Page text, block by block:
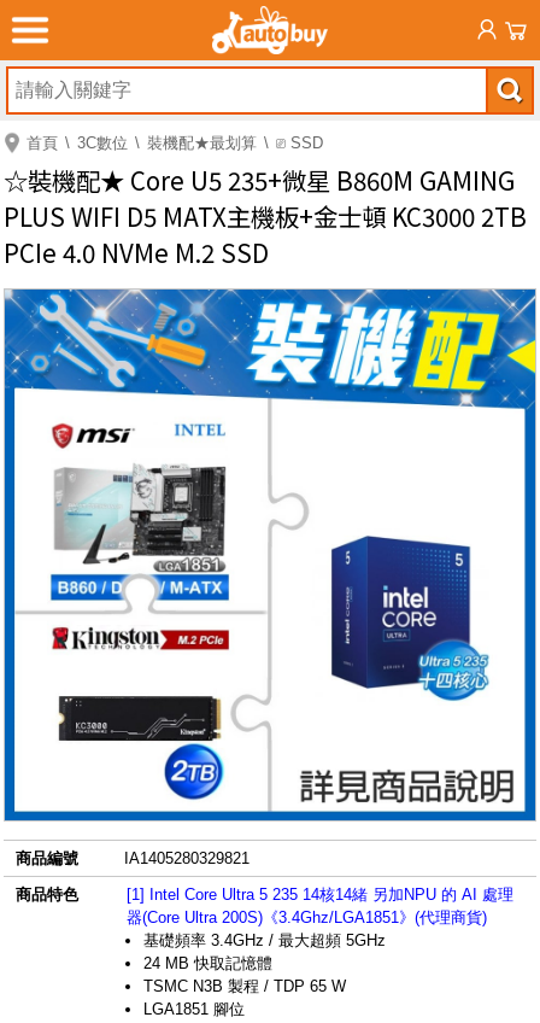
首頁 3C數位 裝機配★最划算 ⎚ SSD
☆裝機配★ Core U5 235+微星 B860M GAMING
PLUS WIFI D5 MATX主機板+金士頓 KC3000 2TB
PCIe 4.0 NVMe M.2 SSD
商品編號
IA1405280329821
商品特色
[1] Intel Core Ultra 5 235 14核14緒 另加NPU 的 AI 處理
器(Core Ultra 200S)《3.4Ghz/LGA1851》(代理商貨)
基礎頻率 3.4GHz / 最大超頻 5GHz
24 MB 快取記憶體
TSMC N3B 製程 / TDP 65 W
LGA1851 腳位